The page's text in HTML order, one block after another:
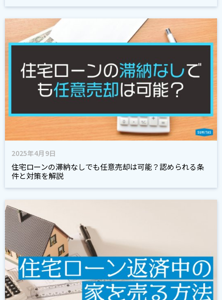
2025年4月9日
住宅ローンの滞納なしでも任意売却は可能？認められる条
件と対策を解説